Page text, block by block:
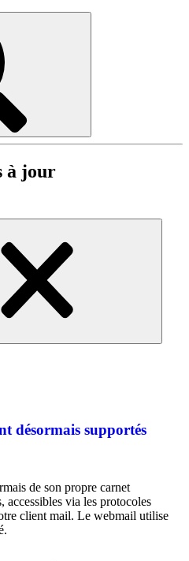
à jour
désormais supportés
de son propre carnet
accessibles via les protocoles
client mail. Le webmail utilise